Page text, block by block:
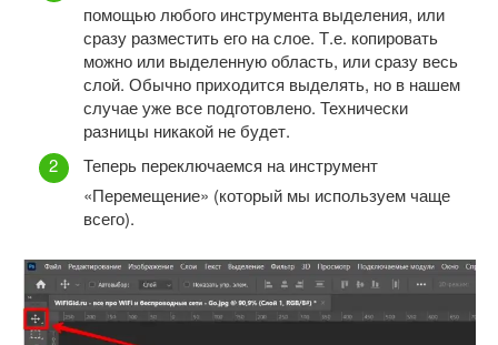
помощью любого инструмента выделения, или
сразу разместить его на слое. Т.е. копировать
можно или выделенную область, или сразу весь
слой. Обычно приходится выделять, но в нашем
случае уже все подготовлено. Технически
разницы никакой не будет.
Теперь переключаемся на инструмент
«Перемещение» (который мы используем чаще
всего).